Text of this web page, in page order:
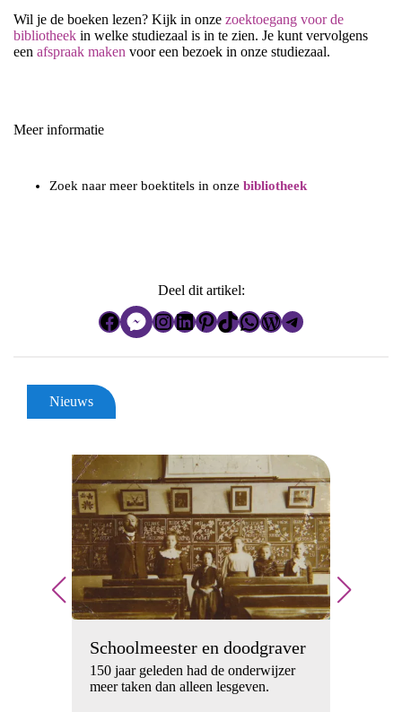
Wil je de boeken lezen? Kijk in onze zoektoegang voor de
bibliotheek in welke studiezaal is in te zien. Je kunt vervolgens
een afspraak maken voor een bezoek in onze studiezaal.
Meer informatie
Zoek naar meer boektitels in onze bibliotheek
Deel dit artikel:
FacebookInstagram
LinkedIn
Pinterest
TikTok
WhatsApp
WordPress
Telegram
Nieuws
Schoolmeester en doodgraver
150 jaar geleden had de onderwijzer
meer taken dan alleen lesgeven.